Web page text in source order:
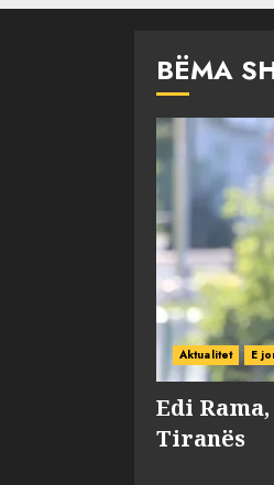
BËMA
Aktualitet E
Edi
Tiranës